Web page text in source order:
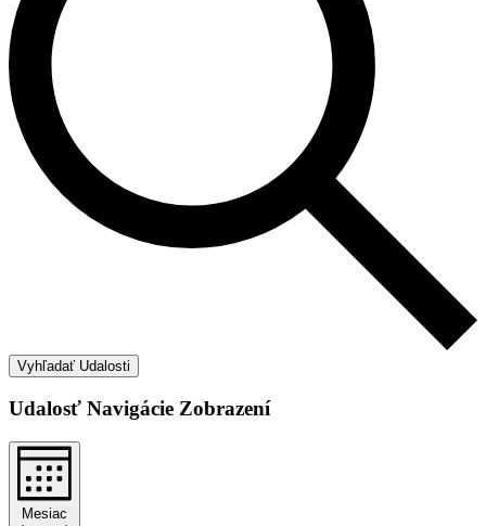
Vyhľadať Udalosti
Udalosť Navigácie Zobrazení
Mesiac